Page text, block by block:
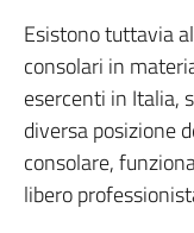
Esistono tuttavia
consolari in
esercenti in Italia,
diversa posizione
consolare,
libero